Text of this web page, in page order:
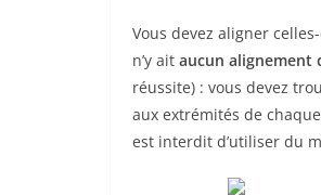
Vous devez aligner
n’y ait aucun alignement
réussite) : vous devez
aux extrémités de
est interdit d’utiliser du